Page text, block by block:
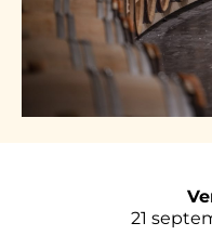
21